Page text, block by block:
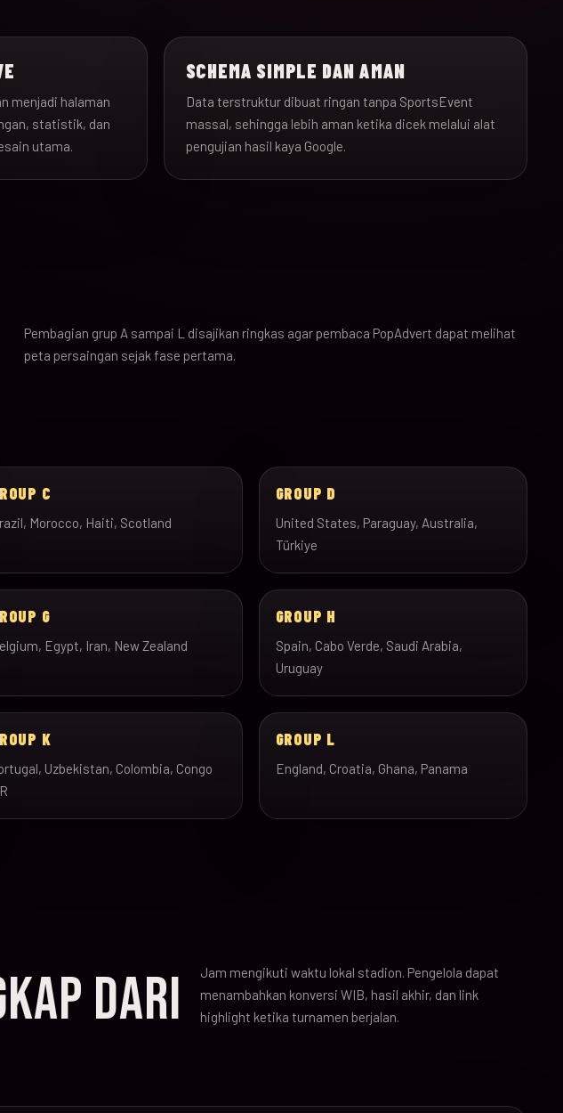
menjadi halaman
statistik, dan
utama.
SCHEMA SIMPLE DAN AMAN
Data terstruktur dibuat ringan tanpa SportsEvent
massal, sehingga lebih aman ketika dicek melalui alat
pengujian hasil kaya Google.
Pembagian grup A sampai L disajikan ringkas agar pembaca PopAdvert dapat melihat
peta persaingan sejak fase pertama.
C
Morocco, Haiti, Scotland
GROUP D
United States, Paraguay, Australia,
Türkiye
G
Egypt, Iran, New Zealand
GROUP H
Spain, Cabo Verde, Saudi Arabia,
Uruguay
K
Uzbekistan, Colombia, Congo
GROUP L
England, Croatia, Ghana, Panama
DARI
Jam mengikuti waktu lokal stadion. Pengelola dapat
menambahkan konversi WIB, hasil akhir, dan link
highlight ketika turnamen berjalan.